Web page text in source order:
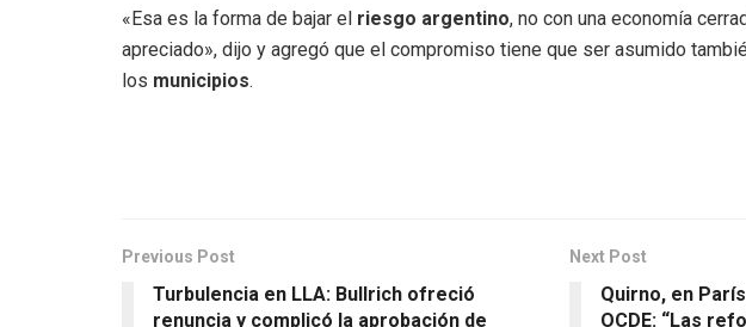
«Esa es la forma de bajar el riesgo argentino, no con una economía
apreciado», dijo y agregó que el compromiso tiene que ser asumido
los municipios.
Previous Post
Turbulencia en LLA: Bullrich ofreció
renuncia y complicó la aprobación de
Next Post
Quirno, en
OCDE: “Las